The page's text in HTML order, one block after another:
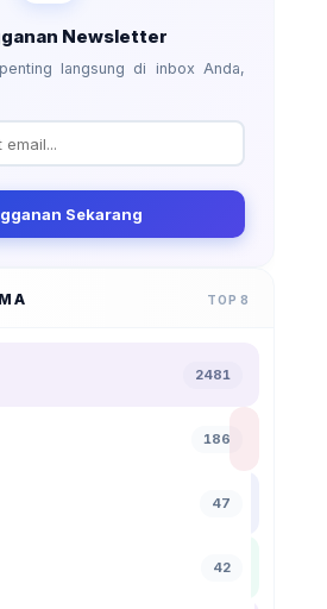
Newsletter
langsung di inbox Anda,
Sekarang
TOP 8
2481
186
47
42